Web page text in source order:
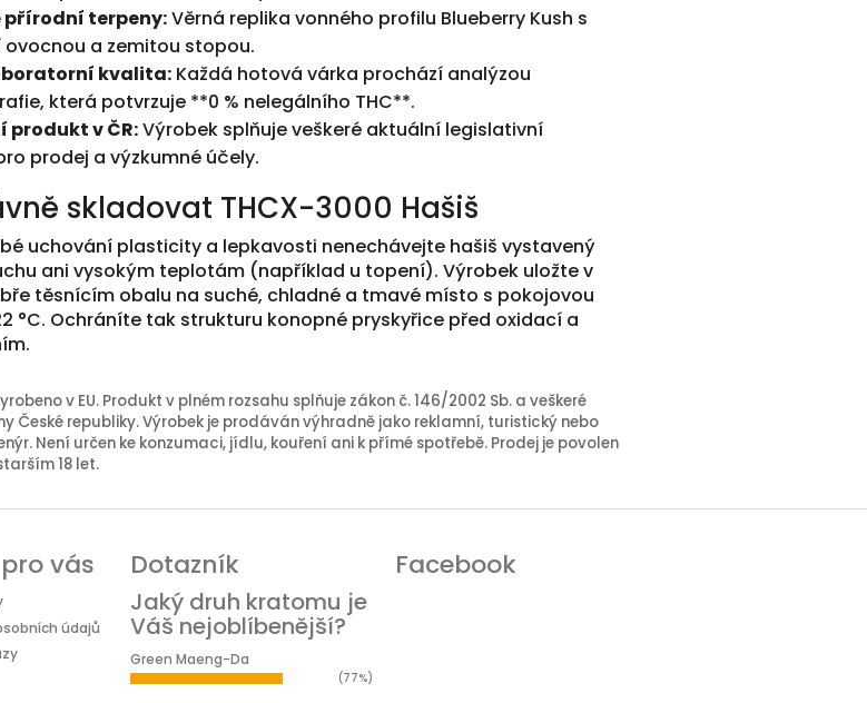
terpeny:Věrná replika vonného profilu Blueberry Kush s
a zemitou stopou.
kvalita: Každá hotová várka prochází analýzou
která potvrzuje **0 % nelegálního THC**.
produkt v ČR:Výrobek splňuje veškeré aktuální legislativní
prodej a výzkumné účely.
skladovat THCX-3000 Hašiš
uchování plasticity a lepkavosti nenechávejte hašiš vystavený
ani vysokým teplotám (například u topení). Výrobek uložte v
těsnícím obalu na suché, chladné a tmavé místo s pokojovou
°C. Ochráníte tak strukturu konopné pryskyřice před oxidací a
v EU. Produkt v plném rozsahu splňuje zákon č. 146/2002 Sb. a veškeré
České republiky. Výrobek je prodáván výhradně jako reklamní, turistický nebo
Není určen ke konzumaci, jídlu, kouření ani k přímé spotřebě. Prodej je povolen
18 let.
vás
údajů
Dotazník
Jaký druh kratomu je
Váš nejoblíbenější?
Green Maeng-Da
(77%)
Facebook